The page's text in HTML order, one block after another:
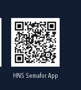
HNS Semafor App